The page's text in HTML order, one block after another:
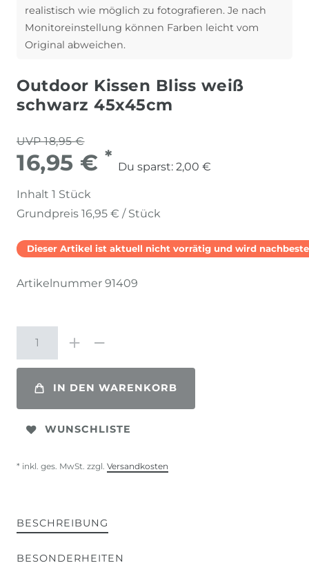
realistisch wie möglich zu fotografieren. Je nach
Monitoreinstellung können Farben leicht vom
Original abweichen.
Outdoor Kissen Bliss weiß
schwarz 45x45cm
UVP 18,95 €
16,95 € *
Du sparst: 2,00 €
Inhalt 1 Stück
Grundpreis 16,95 € / Stück
Dieser Artikel ist aktuell nicht vorrätig und wird
Artikelnummer 91409
IN DEN WARENKORB
WUNSCHLISTE
* inkl. ges. MwSt. zzgl. Versandkosten
BESCHREIBUNG
BESONDERHEITEN